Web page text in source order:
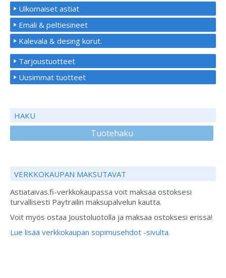
Ulkomaiset astiat
Emali & peltiesineet
Kalevala & desing korut.
Tarjoustuotteet
Uusimmat tuotteet
HAKU
Tuotehaku
VERKKOKAUPAN MAKSUTAVAT
Astiataivas.fi-verkkokaupassa voit maksaa ostoksesi
turvallisesti Paytrailin maksupalvelun kautta.
Voit myös ostaa Joustoluotolla ja maksaa ostoksesi erissä!
Lue lisää verkkokaupan sopimusehdot -sivulta.